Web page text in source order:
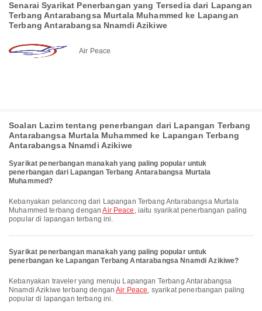
Senarai Syarikat Penerbangan yang Tersedia dari Lapangan
Terbang Antarabangsa Murtala Muhammed ke Lapangan
Terbang Antarabangsa Nnamdi Azikiwe
Air Peace
Soalan Lazim tentang penerbangan dari Lapangan Terbang
Antarabangsa Murtala Muhammed ke Lapangan Terbang
Antarabangsa Nnamdi Azikiwe
Syarikat penerbangan manakah yang paling popular untuk
penerbangan dari Lapangan Terbang Antarabangsa Murtala
Muhammed?
Kebanyakan pelancong dari Lapangan Terbang Antarabangsa Murtala
Muhammed terbang denganAir Peace , iaitu syarikat penerbangan paling
popular di lapangan terbang ini.
Syarikat penerbangan manakah yang paling popular untuk
penerbangan ke Lapangan Terbang Antarabangsa Nnamdi Azikiwe?
Kebanyakan traveler yang menuju Lapangan Terbang Antarabangsa
Nnamdi Azikiwe terbang denganAir Peace, syarikat penerbangan paling
popular di lapangan terbang ini.